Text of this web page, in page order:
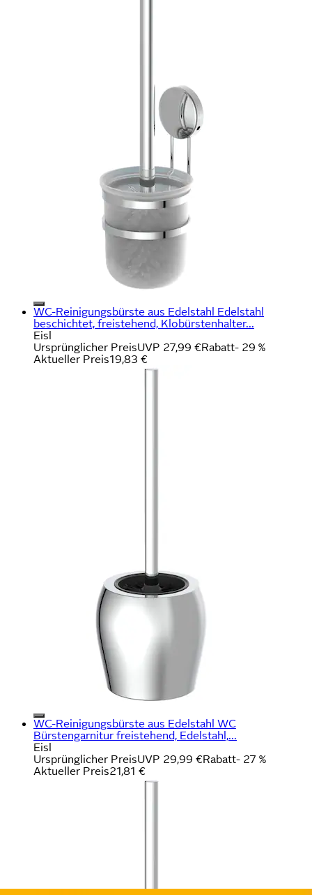
WC-Reinigungsbürste aus Edelstahl Edelstahl
beschichtet, freistehend, Klobürstenhalter...
Eisl
Ursprünglicher PreisUVP 27,99 €Rabatt- 29 %
Aktueller Preis19,83 €
WC-Reinigungsbürste aus Edelstahl WC
Bürstengarnitur freistehend, Edelstahl,...
Eisl
Ursprünglicher PreisUVP 29,99 €Rabatt- 27 %
Aktueller Preis21,81 €